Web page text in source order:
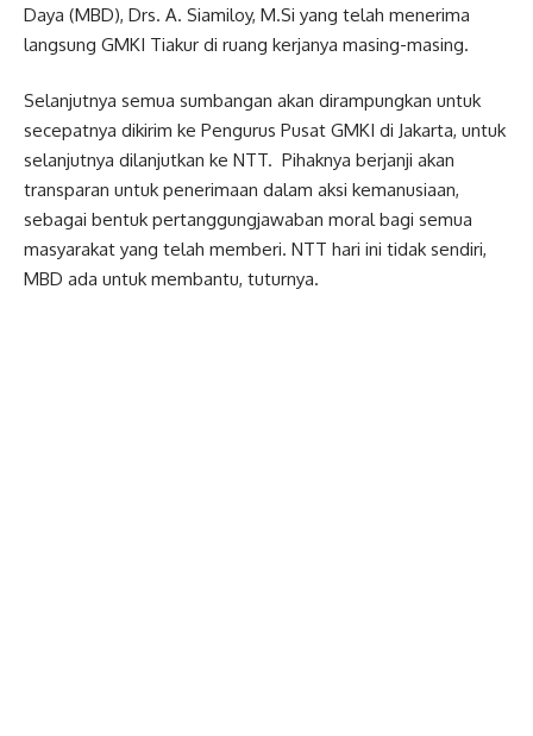
Daya (MBD), Drs. A. Siamiloy, M.Si yang telah menerima
langsung GMKI Tiakur di ruang kerjanya masing-masing.
Selanjutnya semua sumbangan akan dirampungkan untuk
secepatnya dikirim ke Pengurus Pusat GMKI di Jakarta, untuk
selanjutnya dilanjutkan ke NTT. Pihaknya berjanji akan
transparan untuk penerimaan dalam aksi kemanusiaan,
sebagai bentuk pertanggungjawaban moral bagi semua
masyarakat yang telah memberi. NTT hari ini tidak sendiri,
MBD ada untuk membantu, tuturnya.